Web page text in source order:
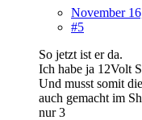
November
#5
So jetzt ist er da.
Ich habe ja 12Volt
Und musst somit
auch gemacht im
nur 3